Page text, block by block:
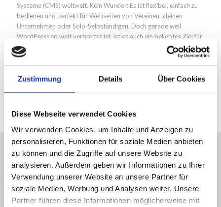
Zustimmung Details Über Cookies
Diese Webseite verwendet Cookies
Wir verwenden Cookies, um Inhalte und Anzeigen zu
personalisieren, Funktionen für soziale Medien anbieten
zu können und die Zugriffe auf unsere Website zu
analysieren. Außerdem geben wir Informationen zu Ihrer
Verwendung unserer Website an unsere Partner für
soziale Medien, Werbung und Analysen weiter. Unsere
Partner führen diese Informationen möglicherweise mit
Systeme (CMS) weltweit. Kein Wunder: Es ist flexibel, einfach zu
bedienen und perfekt für Webseiten von Vereinen, kleinen
Unternehmen oder Solo-Selbständigen. Doch gerade weil
WordPress so weit verbreitet ist, ist es auch ein beliebtes Ziel für
Hackerangriffe.
* Alle Preis inkl. 19% MwSt